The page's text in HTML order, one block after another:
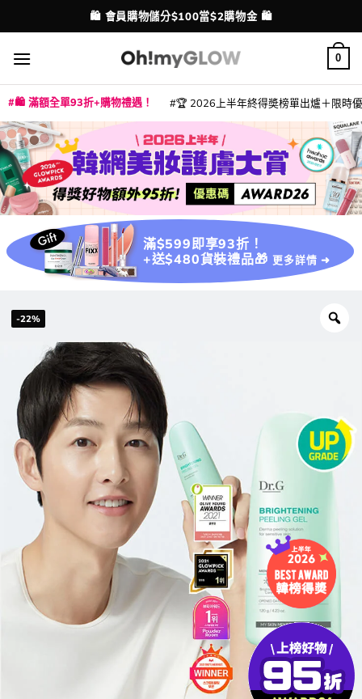
to
content
配送港澳
💳 支援消費券、FPS、八達通、PAYME、信用卡付款
0
🛍️ 滿額全單93折+購物禮遇！ 🏆 2026上半年終得奬榜單出爐＋限時
滿$599即享93折！
+送$480貨裝禮品🎁 更多詳情 ➜
-22%